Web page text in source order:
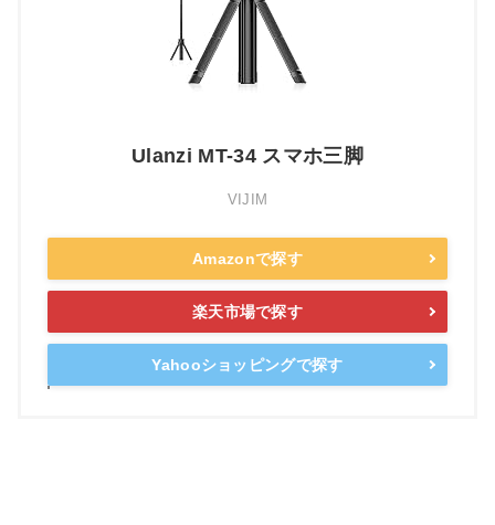
Ulanzi MT-34 スマホ三脚
VIJIM
Amazonで探す
楽天市場で探す
Yahooショッピングで探す